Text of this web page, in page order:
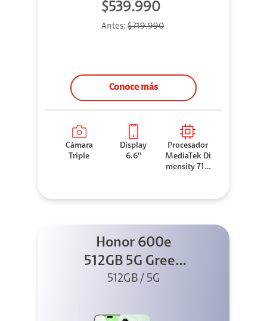
$539.990
Antes: $719.990
Conoce más
Cámara
Triple
Display
6.6''
Procesador
MediaTek Di
mensity 710
Honor 600e
512GB 5G Green
+ 45W
512GB / 5G